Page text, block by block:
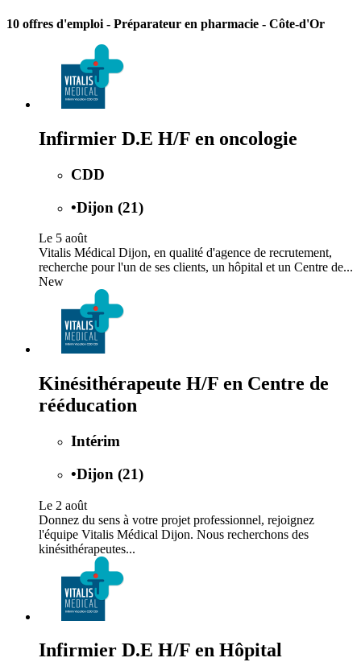
10 offres d'emploi - Préparateur en pharmacie - Côte-d'Or
Infirmier D.E H/F en oncologie
CDD
•Dijon (21)
Le 5 août
Vitalis Médical Dijon, en qualité d'agence de recrutement,
recherche pour l'un de ses clients, un hôpital et un Centre de...
New
Kinésithérapeute H/F en Centre de
rééducation
Intérim
•Dijon (21)
Le 2 août
Donnez du sens à votre projet professionnel, rejoignez
l'équipe Vitalis Médical Dijon. Nous recherchons des
kinésithérapeutes...
Infirmier D.E H/F en Hôpital